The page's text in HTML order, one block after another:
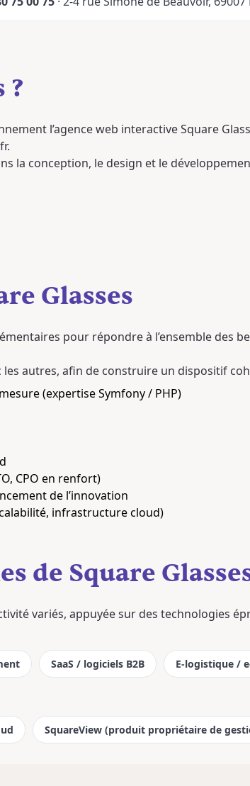
?
l’agence web interactive Square
la conception, le design et le
Glasses
pour répondre à l’ensemble des
autres, afin de construire un dispositif
(expertise Symfony / PHP)
CPO en renfort)
de l’innovation
infrastructure cloud)
de Square
variés, appuyée sur des technologies
SaaS / logiciels B2B E-logistique /
SquareView (produit propriétaire de